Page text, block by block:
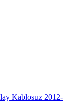
Kablosuz 2012-